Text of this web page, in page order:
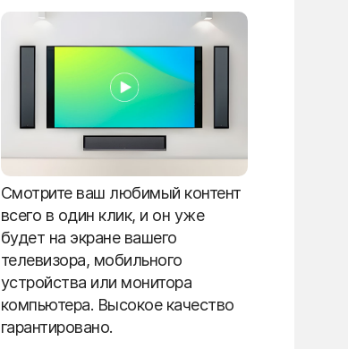
Смотрите ваш любимый контент
всего в один клик, и он уже
будет на экране вашего
телевизора, мобильного
устройства или монитора
компьютера. Высокое качество
гарантировано.